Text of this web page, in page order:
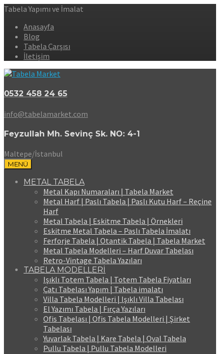
Tabela Yapımı ve İmalat
Anasayfa
Blog
Tabela Çarşısı
İletişim
0532 458 24 65
info@tabelamarket.com
Feyzullah Mh. Sevinç Sk. NO: 4-1
Maltepe/İstanbul
MENÜ
METAL TABELA
Metal Kapı Numaraları | Tabela Market
Metal Harf | Paslı Tabela | Paslı Kutu Harf – Reçine
Harf
Metal Tabela | Eskitme Tabela | Örnekleri
Eskitme Metal Tabela – Paslı Tabela İmalatı
Ferforje Tabela | Otantik Tabela | Tabela Market
Metal Tabela Modelleri – Harf Duvar Tabelası
Retro-Vintage Tabela Yazıları
TABELA MODELLERİ
Işıklı Totem Tabela | Totem Tabela Fiyatları
Çatı Tabelası Yapım | Tabela imalatı
Villa Tabela Modelleri | Işıklı Villa Tabelası
El Yazımı Tabela | Fırça Yazıları
Ofis Tabelası | Ofis Tabela Modelleri | Şirket
Tabelası
Yuvarlak Tabela | Kare Tabela | Oval Tabela
Pullu Tabela | Pullu Tabela Modelleri